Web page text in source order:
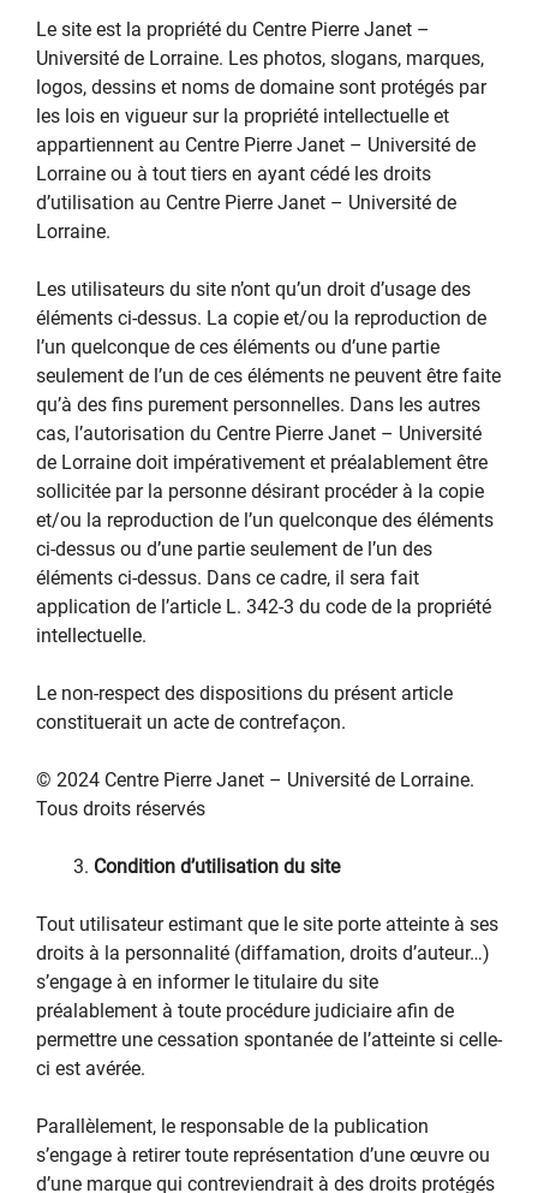
Le site est la propriété du Centre Pierre Janet –
Université de Lorraine. Les photos, slogans, marques,
logos, dessins et noms de domaine sont protégés par
les lois en vigueur sur la propriété intellectuelle et
appartiennent au Centre Pierre Janet – Université de
Lorraine ou à tout tiers en ayant cédé les droits
d’utilisation au Centre Pierre Janet – Université de
Lorraine.
Les utilisateurs du site n’ont qu’un droit d’usage des
éléments ci-dessus. La copie et/ou la reproduction de
l’un quelconque de ces éléments ou d’une partie
seulement de l’un de ces éléments ne peuvent être faite
qu’à des fins purement personnelles. Dans les autres
cas, l’autorisation du Centre Pierre Janet – Université
de Lorraine doit impérativement et préalablement être
sollicitée par la personne désirant procéder à la copie
et/ou la reproduction de l’un quelconque des éléments
ci-dessus ou d’une partie seulement de l’un des
éléments ci-dessus. Dans ce cadre, il sera fait
application de l’article L. 342-3 du code de la propriété
intellectuelle.
Le non-respect des dispositions du présent article
constituerait un acte de contrefaçon.
© 2024 Centre Pierre Janet – Université de Lorraine.
Tous droits réservés
Condition d’utilisation du site
Tout utilisateur estimant que le site porte atteinte à ses
droits à la personnalité (diffamation, droits d’auteur…)
s’engage à en informer le titulaire du site
préalablement à toute procédure judiciaire afin de
permettre une cessation spontanée de l’atteinte si celle-
ci est avérée.
Parallèlement, le responsable de la publication
s’engage à retirer toute représentation d’une œuvre ou
d’une marque qui contreviendrait à des droits protégés